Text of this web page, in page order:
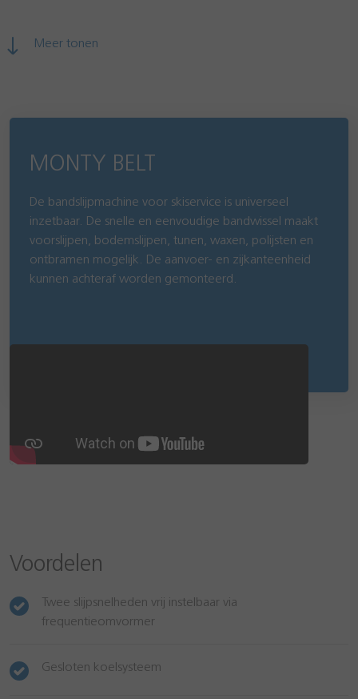
monteren aanvoer- en zijkanteneenheid kunnen alle soorten
Meer tonen
MONTY BELT
De bandslijpmachine voor skiservice is universeel
inzetbaar. De snelle en eenvoudige bandwissel maakt
voorslijpen, bodemslijpen, tunen, waxen, polijsten en
ontbramen mogelijk. De aanvoer- en zijkanteenheid
kunnen achteraf worden gemonteerd.
Voordelen
Twee slijpsnelheden vrij instelbaar via
frequentieomvormer
Gesloten koelsysteem